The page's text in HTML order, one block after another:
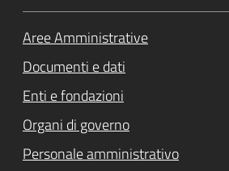
Aree Amministrative
Documenti e dati
Enti e fondazioni
Organi di governo
Personale amministrativo